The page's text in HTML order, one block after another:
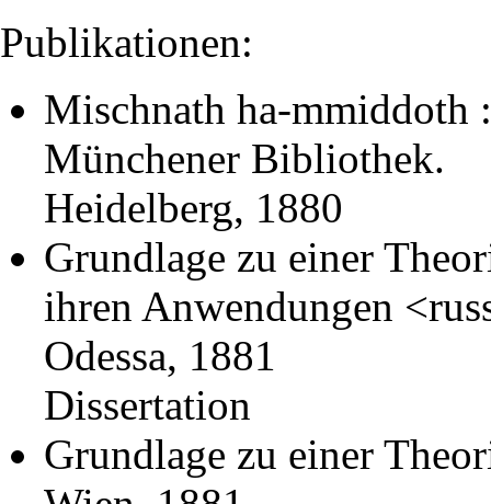
Publikationen:
Mischnath ha-mmiddoth
Münchener Bibliothek.
Heidelberg, 1880
Grundlage zu einer
ihren Anwendungen
Odessa, 1881
Dissertation
Grundlage zu einer